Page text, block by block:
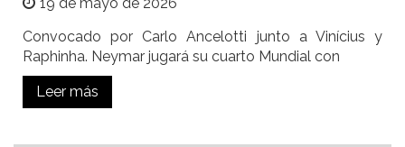
19 de mayo de 2026
Convocado por Carlo Ancelotti junto a Vinícius y
Raphinha. Neymar jugará su cuarto Mundial con
Leer más